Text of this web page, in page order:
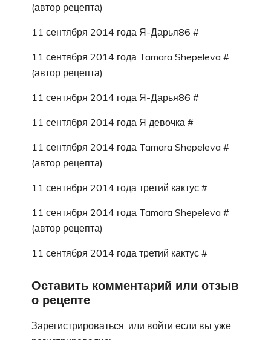
(автор рецепта)
11 сентября 2014 года Я-Дарья86 #
11 сентября 2014 года Tamara Shepeleva #
(автор рецепта)
11 сентября 2014 года Я-Дарья86 #
11 сентября 2014 года Я девочка #
11 сентября 2014 года Tamara Shepeleva #
(автор рецепта)
11 сентября 2014 года третий кактус #
11 сентября 2014 года Tamara Shepeleva #
(автор рецепта)
11 сентября 2014 года третий кактус #
Оставить комментарий или отзыв
о рецепте
Зарегистрироваться, или войти если вы уже